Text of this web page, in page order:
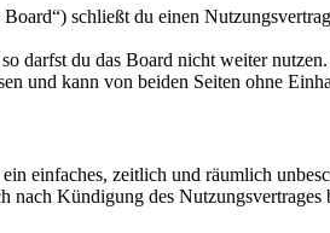
schließt du einen
darfst du das Board nicht weiter
und kann von beiden Seiten ohne
einfaches, zeitlich und räumlich
Kündigung des Nutzungsvertrages